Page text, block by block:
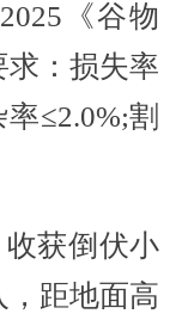
《谷物
：损失率
≤2.0%;割
获倒伏小
，距地面高